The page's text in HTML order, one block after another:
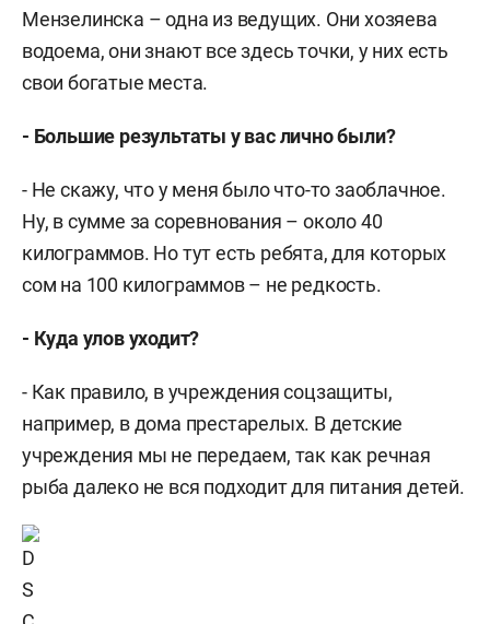
Мензелинска – одна из ведущих. Они хозяева
водоема, они знают все здесь точки, у них есть
свои богатые места.
- Большие результаты у вас лично были?
- Не скажу, что у меня было что-то заоблачное.
Ну, в сумме за соревнования – около 40
килограммов. Но тут есть ребята, для которых
сом на 100 килограммов – не редкость.
- Куда улов уходит?
- Как правило, в учреждения соцзащиты,
например, в дома престарелых. В детские
учреждения мы не передаем, так как речная
рыба далеко не вся подходит для питания детей.